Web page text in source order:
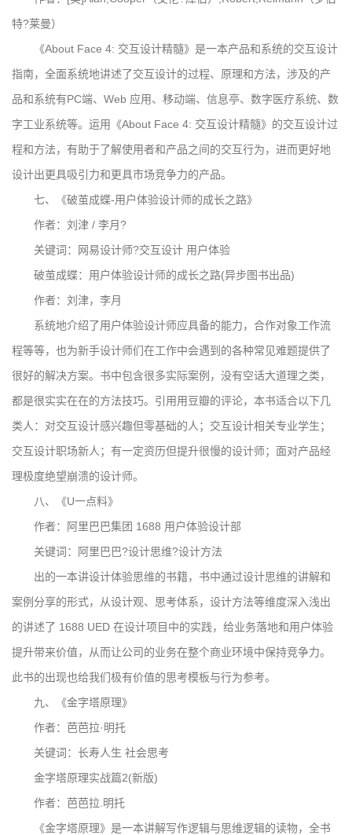
特?莱曼）
《About Face 4: 交互设计精髓》是一本产品和系统的交互设计
指南，全面系统地讲述了交互设计的过程、原理和方法，涉及的产
品和系统有PC端、Web 应用、移动端、信息亭、数字医疗系统、数
字工业系统等。运用《About Face 4: 交互设计精髓》的交互设计过
程和方法，有助于了解使用者和产品之间的交互行为，进而更好地
设计出更具吸引力和更具市场竞争力的产品。
七、《破茧成蝶-用户体验设计师的成长之路》
作者：刘津 / 李月?
关键词：网易设计师?交互设计 用户体验
破茧成蝶：用户体验设计师的成长之路(异步图书出品)
作者：刘津，李月
系统地介绍了用户体验设计师应具备的能力，合作对象工作流
程等等，也为新手设计师们在工作中会遇到的各种常见难题提供了
很好的解决方案。书中包含很多实际案例，没有空话大道理之类，
都是很实实在在的方法技巧。引用用豆瓣的评论，本书适合以下几
类人：对交互设计感兴趣但零基础的人；交互设计相关专业学生；
交互设计职场新人；有一定资历但提升很慢的设计师；面对产品经
理极度绝望崩溃的设计师。
八、《U一点料》
作者：阿里巴巴集团 1688 用户体验设计部
关键词：阿里巴巴?设计思维?设计方法
出的一本讲设计体验思维的书籍，书中通过设计思维的讲解和
案例分享的形式，从设计观、思考体系，设计方法等维度深入浅出
的讲述了 1688 UED 在设计项目中的实践，给业务落地和用户体验
提升带来价值，从而让公司的业务在整个商业环境中保持竞争力。
此书的出现也给我们极有价值的思考模板与行为参考。
九、《金字塔原理》
作者：芭芭拉·明托
关键词：长寿人生 社会思考
金字塔原理实战篇2(新版)
作者：芭芭拉.明托
《金字塔原理》是一本讲解写作逻辑与思维逻辑的读物，全书